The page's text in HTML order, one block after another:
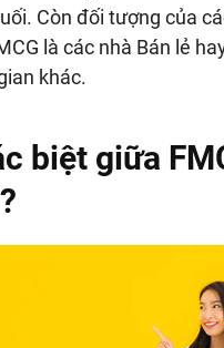
Còn đối tượng của
là các nhà Bán lẻ
khác.
biệt giữa